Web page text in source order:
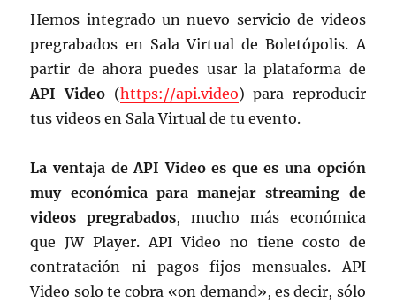
Hemos integrado un nuevo servicio de videos
pregrabados en Sala Virtual de Boletópolis. A
partir de ahora puedes usar la plataforma de
API Video(https://api.video) para reproducir
tus videos en Sala Virtual de tu evento.
La ventaja de API Video es que es una opción
muy económica para manejar streaming de
videos pregrabados, mucho más económica
que JW Player. API Video no tiene costo de
contratación ni pagos fijos mensuales. API
Video solo te cobra «on demand», es decir, sólo